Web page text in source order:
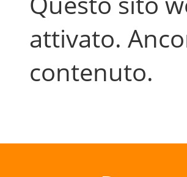
attivato.
contenuto.